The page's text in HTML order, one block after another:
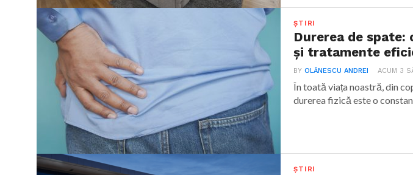
ȘTIRI
Durerea de spate:
și tratamente
BYOLĂNESCU ANDREI ACUM 3
În toată viața noastră, din
durerea fizică este o
ȘTIRI